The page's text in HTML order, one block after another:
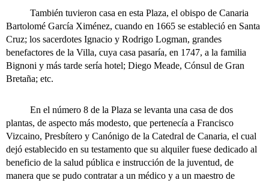
También tuvieron casa en esta Plaza, el obispo de Canaria
Bartolomé García Ximénez, cuando en 1665 se estableció en Santa
Cruz; los sacerdotes Ignacio y Rodrigo Logman, grandes
benefactores de la Villa, cuya casa pasaría, en 1747, a la familia
Bignoni y más tarde sería hotel; Diego Meade, Cónsul de Gran
Bretaña; etc.
En el número 8 de la Plaza se levanta una casa de dos
plantas, de aspecto más modesto, que pertenecía a Francisco
Vizcaino, Presbítero y Canónigo de la Catedral de Canaria, el cual
dejó establecido en su testamento que su alquiler fuese dedicado al
beneficio de la salud pública e instrucción de la juventud, de
manera que se pudo contratar a un médico y a un maestro de